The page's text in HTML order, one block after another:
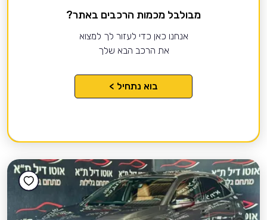
מבולבל מכמות הרכבים באתר?
אנחנו כאן כדי לעזור לך למצוא
את הרכב הבא שלך
בוא נתחיל >